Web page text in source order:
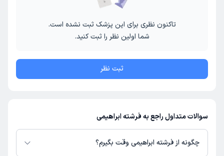
تاکنون نظری برای این پزشک ثبت نشده است.
شما اولین نظر را ثبت کنید.
ثبت نظر
سوالات متداول راجع به فرشته ابراهیمی
چگونه از فرشته ابراهیمی وقت بگیرم؟